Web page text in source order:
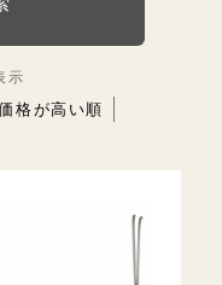
示
格が高い順